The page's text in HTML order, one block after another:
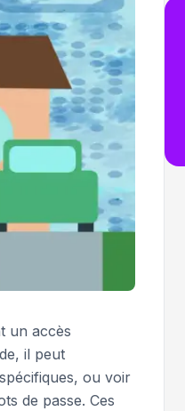
un accès
il peut
ou voir
de passe. Ces